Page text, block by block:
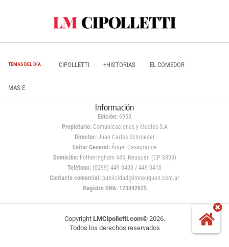
TEMAS DEL DÍA CIPOLLETTI +HISTORIAS EL COMEDOR
MAS E
Información
Edición: 6950
Propietario:Comunicaciones y Medios S.A
Director: Juan Carlos Schroeder
Editor General:Ángel Casagrande
Domicilio:Fotheringham 445, Neuquén (CP 8300)
Teléfono: (0299) 449 0400 / 449 0410
Contacto comercial: publicidad@lmneuquen.com.ar
Registro DNA: 123442625
Copyright LMCipolletti.com© 2026,
Todos los derechos reservados